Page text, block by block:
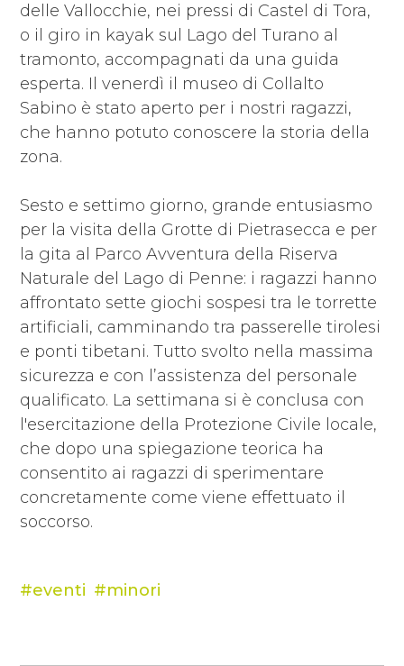
delle Vallocchie, nei pressi di Castel di Tora,
o il giro in kayak sul Lago del Turano al
tramonto, accompagnati da una guida
esperta. Il venerdì il museo di Collalto
Sabino è stato aperto per i nostri ragazzi,
che hanno potuto conoscere la storia della
zona.
Sesto e settimo giorno, grande entusiasmo
per la visita della Grotte di Pietrasecca e per
la gita al Parco Avventura della Riserva
Naturale del Lago di Penne: i ragazzi hanno
affrontato sette giochi sospesi tra le torrette
artificiali, camminando tra passerelle tirolesi
e ponti tibetani. Tutto svolto nella massima
sicurezza e con l’assistenza del personale
qualificato. La settimana si è conclusa con
l'esercitazione della Protezione Civile locale,
che dopo una spiegazione teorica ha
consentito ai ragazzi di sperimentare
concretamente come viene effettuato il
soccorso.
eventi minori